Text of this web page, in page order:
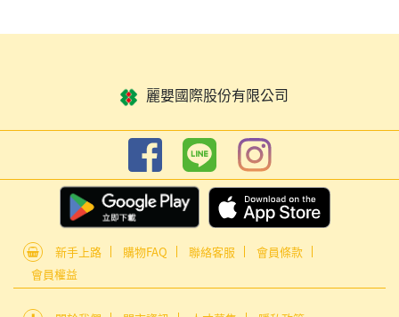
麗嬰國際股份有限公司
新手上路 購物FAQ 聯絡客服
會員條款
會員權益